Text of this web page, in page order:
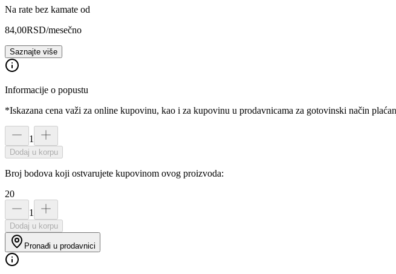
Na rate bez kamate od
84,00RSD/mesečno
Saznajte više
Informacije o popustu
*Iskazana cena važi za online kupovinu, kao i za kupovinu u prodavnicama za gotovinski način
1
Dodaj u korpu
Broj bodova koji ostvarujete kupovinom ovog proizvoda:
20
1
Dodaj u korpu
Pronađi u prodavnici